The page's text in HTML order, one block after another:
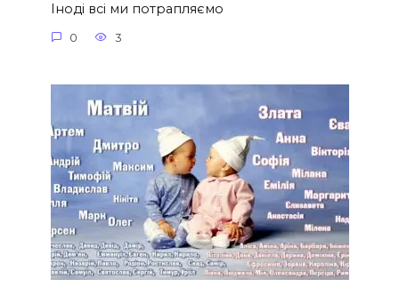
Іноді всі ми потрапляємо
0 3